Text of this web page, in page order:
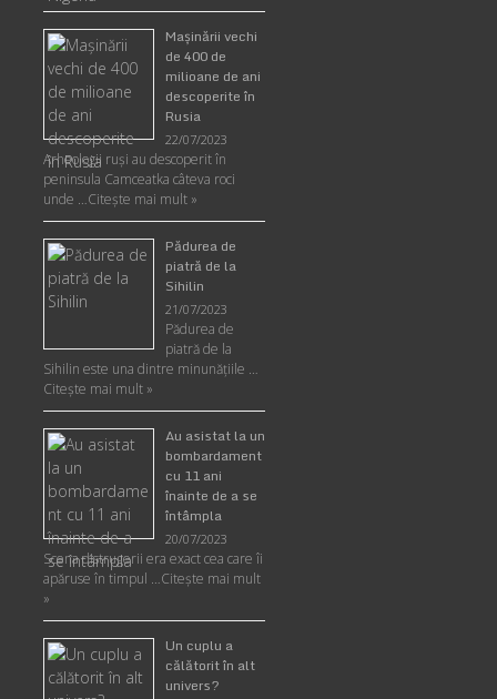
Maşinării vechi
de 400 de
milioane de ani
descoperite în
Rusia
22/07/2023
Arheologii ruşi au descoperit în
peninsula Camceatka câteva roci
unde …Citește mai mult »
Pădurea de
piatră de la
Sihilin
21/07/2023
Pădurea de
piatră de la
Sihilin este una dintre minunăţiile …
Citește mai mult »
Au asistat la un
bombardament
cu 11 ani
înainte de a se
întâmpla
20/07/2023
Scena distrugerii era exact cea care îi
apăruse în timpul …Citește mai mult
»
Un cuplu a
călătorit în alt
univers?